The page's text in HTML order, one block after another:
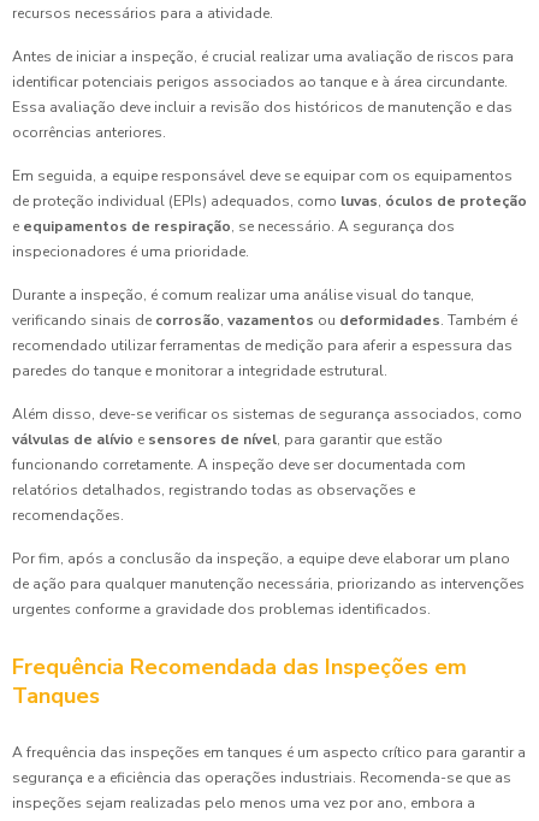
recursos necessários para a atividade.
Antes de iniciar a inspeção, é crucial realizar uma avaliação de riscos para
identificar potenciais perigos associados ao tanque e à área circundante.
Essa avaliação deve incluir a revisão dos históricos de manutenção e das
ocorrências anteriores.
Em seguida, a equipe responsável deve se equipar com os equipamentos
de proteção individual (EPIs) adequados, como luvas, óculos de proteção
e equipamentos de respiração, se necessário. A segurança dos
inspecionadores é uma prioridade.
Durante a inspeção, é comum realizar uma análise visual do tanque,
verificando sinais de corrosão, vazamentos ou deformidades. Também é
recomendado utilizar ferramentas de medição para aferir a espessura das
paredes do tanque e monitorar a integridade estrutural.
Além disso, deve-se verificar os sistemas de segurança associados, como
válvulas de alívio e sensores de nível, para garantir que estão
funcionando corretamente. A inspeção deve ser documentada com
relatórios detalhados, registrando todas as observações e
recomendações.
Por fim, após a conclusão da inspeção, a equipe deve elaborar um plano
de ação para qualquer manutenção necessária, priorizando as intervenções
urgentes conforme a gravidade dos problemas identificados.
Frequência Recomendada das Inspeções em
Tanques
A frequência das inspeções em tanques é um aspecto crítico para garantir a
segurança e a eficiência das operações industriais. Recomenda-se que as
inspeções sejam realizadas pelo menos uma vez por ano, embora a